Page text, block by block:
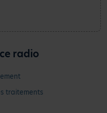
radio
traitements